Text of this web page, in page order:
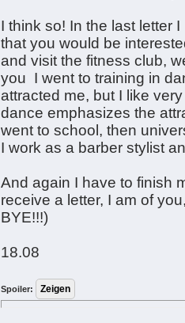
I think so! In the last letter
that you would be
and visit the fitness club,
you I went to training in
attracted me, but I like
dance emphasizes the
went to school, then
I work as a barber stylist
And again I have to finish
receive a letter, I am of
BYE!!!)
18.08
Spoiler: